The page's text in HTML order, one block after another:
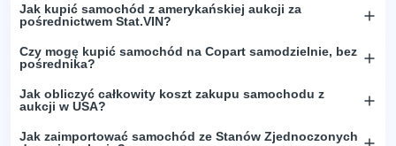
Jak kupić samochód z amerykańskiej aukcji za
pośrednictwem Stat.VIN?
Czy mogę kupić samochód na Copart samodzielnie, bez
pośrednika?
Jak obliczyć całkowity koszt zakupu samochodu z
aukcji w USA?
Jak zaimportować samochód ze Stanów Zjednoczonych